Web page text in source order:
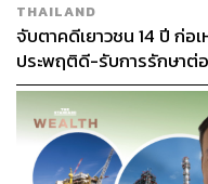
THAILAND
จับตาคดีเยาวชน 14 ปี ก่อ
ประพฤติดี-รับการรักษาต่